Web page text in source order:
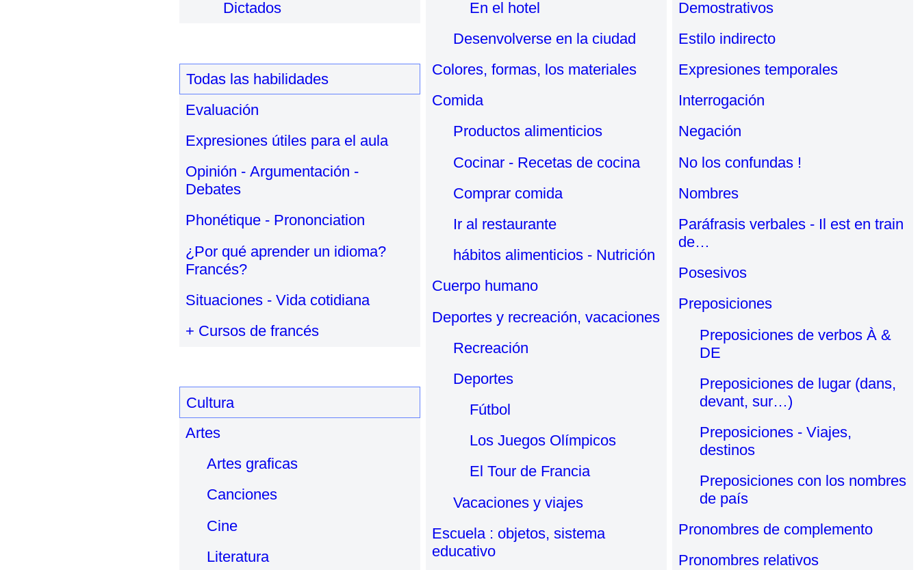
Dictados
Todas las habilidades
Evaluación
Expresiones útiles para el aula
Opinión - Argumentación -
Debates
Phonétique - Prononciation
¿Por qué aprender un idioma?
Francés?
Situaciones - Vida cotidiana
+ Cursos de francés
Cultura
Artes
Artes graficas
Canciones
Cine
Literatura
En el hotel
Desenvolverse en la ciudad
Colores, formas, los materiales
Comida
Productos alimenticios
Cocinar - Recetas de cocina
Comprar comida
Ir al restaurante
hábitos alimenticios - Nutrición
Cuerpo humano
Deportes y recreación, vacaciones
Recreación
Deportes
Fútbol
Los Juegos Olímpicos
El Tour de Francia
Vacaciones y viajes
Escuela : objetos, sistema
educativo
Demostrativos
Estilo indirecto
Expresiones temporales
Interrogación
Negación
No los confundas !
Nombres
Paráfrasis verbales - Il est en train
de…
Posesivos
Preposiciones
Preposiciones de verbos À &
DE
Preposiciones de lugar (dans,
devant, sur…)
Preposiciones - Viajes,
destinos
Preposiciones con los nombres
de país
Pronombres de complemento
Pronombres relativos